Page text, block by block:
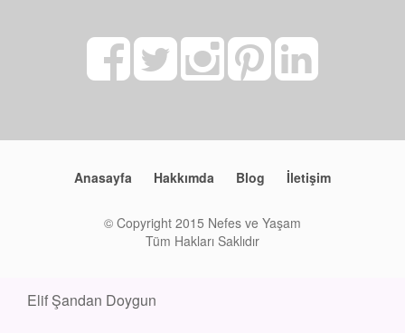
Anasayfa Hakkımda Blog İletişim
© Copyright 2015 Nefes ve Yaşam
Tüm Hakları Saklıdır
Elif Şandan Doygun